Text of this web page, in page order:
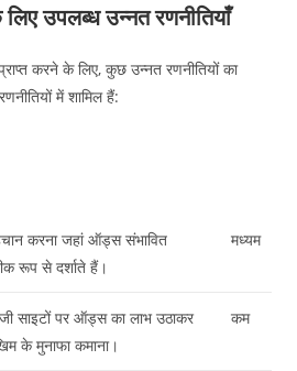
उपलब्ध उन्नत रणनीतियाँ
करने के लिए, कुछ उन्नत रणनीतियों का
में शामिल हैं:
करना जहां ऑड्स संभावित
रूप से दर्शाते हैं।
मध्यम
साइटों पर ऑड्स का लाभ उठाकर
के मुनाफा कमाना।
कम